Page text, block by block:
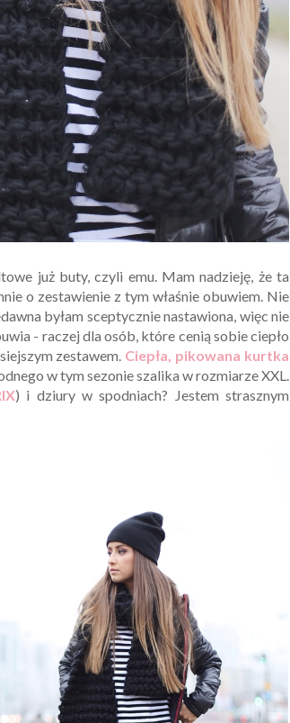
już buty, czyli emu. Mam nadzieję, że ta
o zestawienie z tym właśnie obuwiem. Nie
byłam sceptycznie nastawiona, więc nie
- raczej dla osób, które cenią sobie ciepło
zestawem. Ciepła, pikowana kurtka
w tym sezonie szalika w rozmiarze XXL.
) i dziury w spodniach? Jestem strasznym